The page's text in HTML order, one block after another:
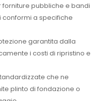
forniture pubbliche e bandi
a specifiche
garantita dalla
i costi di ripristino e
che ne
plinto di fondazione o